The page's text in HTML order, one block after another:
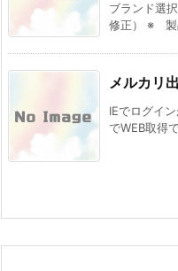
ブランド選
修正） ※
メルカリ
IEでログイ
でWEB取得